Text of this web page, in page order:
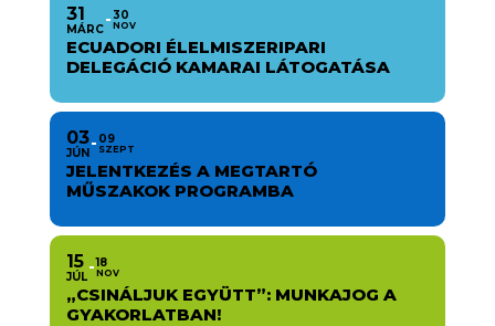
31
MÁRC
30
NOV
ECUADORI ÉLELMISZERIPARI
DELEGÁCIÓ KAMARAI LÁTOGATÁSA
03
JÚN
09
SZEPT
JELENTKEZÉS A MEGTARTÓ
MŰSZAKOK PROGRAMBA
15
JÚL
18
NOV
„CSINÁLJUK EGYÜTT”: MUNKAJOG A
GYAKORLATBAN!